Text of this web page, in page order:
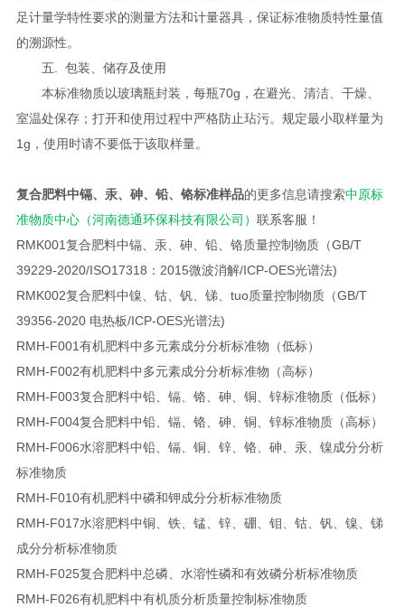
足计量学特性要求的测量方法和计量器具，保证标准物质特性量值
的溯源性。
五. 包装、储存及使用
本标准物质以玻璃瓶封装，每瓶70g，在避光、清洁、干燥、
室温处保存；打开和使用过程中严格防止玷污。规定最小取样量为
1g，使用时请不要低于该取样量。
复合肥料中镉、汞、砷、铅、铬标准样品的更多信息请搜索中原标
准物质中心（河南德通环保科技有限公司） 联系客服！
RMK001复合肥料中镉、汞、砷、铅、铬质量控制物质（GB/T
39229-2020/ISO17318：2015微波消解/ICP-OES光谱法)
RMK002复合肥料中镍、钴、钒、锑、tuo质量控制物质（GB/T
39356-2020 电热板/ICP-OES光谱法)
RMH-F001有机肥料中多元素成分分析标准物（低标）
RMH-F002有机肥料中多元素成分分析标准物 （高标）
RMH-F003复合肥料中铅、镉、铬、砷、铜、锌标准物质（低标）
RMH-F004复合肥料中铅、镉、铬、砷、铜、锌标准物质（高标）
RMH-F006水溶肥料中铅、镉、铜、锌、铬、砷、汞、镍成分分析
标准物质
RMH-F010有机肥料中磷和钾成分分析标准物质
RMH-F017水溶肥料中铜、铁、锰、锌、硼、钼、钴、钒、镍、锑
成分分析标准物质
RMH-F025复合肥料中总磷、水溶性磷和有效磷分析标准物质
RMH-F026有机肥料中有机质分析质量控制标准物质